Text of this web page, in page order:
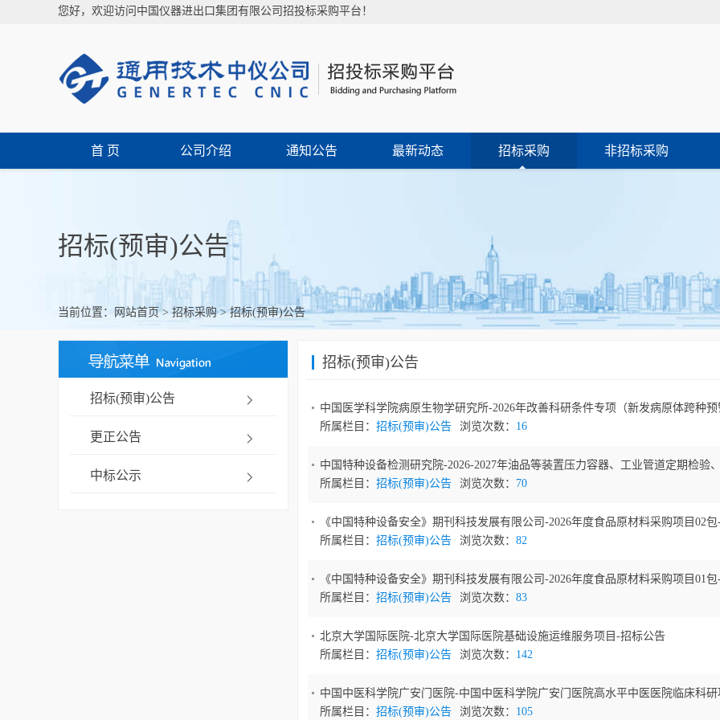
您好，欢迎访问中国仪器进出口集团有限公司招投标采购平台！
首 页 公司介绍 通知公告 最新动态 招标采购 非招标采购
招标(预审)公告
当前位置： 网站首页>招标采购>招标(预审)公告
招标(预审)公告
更正公告
中标公示
招标(预审)公告
中国医学科学院病原生物学研究所-2026年改善科研条件专项（新发病原体跨种
所属栏目： 招标(预审)公告 浏览次数： 16
中国特种设备检测研究院-2026-2027年油品等装置压力容器、工业管道定期检验
所属栏目： 招标(预审)公告 浏览次数： 70
《中国特种设备安全》期刊科技发展有限公司-2026年度食品原材料采购项目02
所属栏目： 招标(预审)公告 浏览次数： 82
《中国特种设备安全》期刊科技发展有限公司-2026年度食品原材料采购项目01
所属栏目： 招标(预审)公告 浏览次数： 83
北京大学国际医院-北京大学国际医院基础设施运维服务项目-招标公告
所属栏目： 招标(预审)公告 浏览次数： 142
中国中医科学院广安门医院-中国中医科学院广安门医院高水平中医医院临床科研
所属栏目： 招标(预审)公告 浏览次数： 105